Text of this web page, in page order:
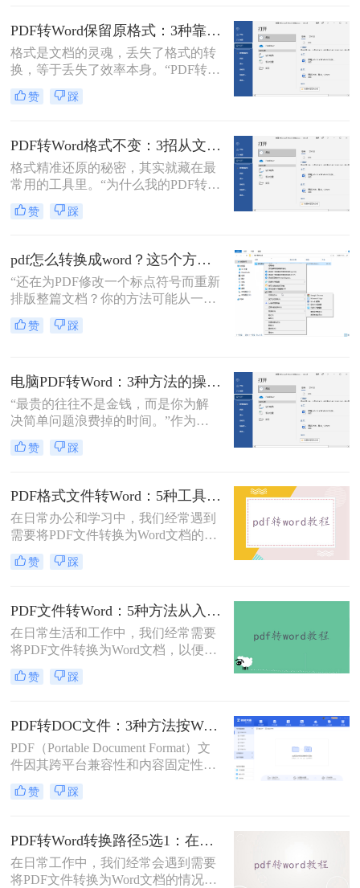
的PDF是什么类型、要转几个文件、
对排版要求高不高。本文就按不同场
景，把我自己实际用过、觉得靠谱的
转、批量处理、以及对排版要求高时
PDF转Word保留原格式：3种靠谱方法的关键参数配置！
格式是文档的灵魂，丢失了格式的转
换，等于丢失了效率本身。“PDF转完
Word，排版全乱了，还不如自己重打
一遍！”这是小编在后台收到最多的
域多年的测评博主，我深知一份格式
错乱、需要手动调整数小时的Word文
档，对职场人来说是多么糟糕的体
验。那么pdf转word如何保留原格式
呢？
赞 踩
PDF转Word格式不变：3招从文件选择到输出设置全流程！
格式精准还原的秘密，其实就藏在最
常用的工具里。“为什么我的PDF转成
Word后，格式全乱了？”——这是小
编在后台收到最多的问题之一。相信
疼：一份精心排版的报告、合同或方
案，转换后却面目全非，表格错位、
字体变异、版面混乱，不得不花费大
量时间重新调整。
赞 踩
pdf怎么转换成word？这5个方法亲测有效，职场人必备技能！
“还在为PDF修改一个标点符号而重新
排版整篇文档？你的方法可能从一开
始就错了。”作为一名深耕电脑办公
软件领域多年的测评博主，小编每天
赞 踩
电脑PDF转Word：3种方法的操作步骤和常见报错处理！
“最贵的往往不是金钱，而是你为解
决简单问题浪费掉的时间。”作为专
注电脑办公软件测评多年的博
主，“电脑怎么将pdf转换成word免
背后，是无数职场人和内容创作者面
对合同、报告、文献时，渴望高效提
取、编辑信息的真切需求。
赞 踩
PDF格式文件转Word：5种工具按文件来源和用途对照选择！
在日常办公和学习中，我们经常遇到
需要将PDF文件转换为Word文档的需
求。PDF格式的文件如何转Word一直
是困扰许多用户的难题。无论是需要
调整报告格式，掌握高效的PDF转
Word技巧都至关重要。本文将为您详
细介绍几种经过实践验证的有效方
法，帮助您快速解决格式转换问题。
赞 踩
PDF文件转Word：5种方法从入门到避坑的实操指南！
在日常生活和工作中，我们经常需要
将PDF文件转换为Word文档，以便于
编辑和修改。那么怎么把pdf文件转换
成word呢？本文将详细介绍几种将
助大家轻松应对这一需求。
赞 踩
PDF转DOC文件：3种方法按Word版本兼容性选择！
PDF（Portable Document Format）文
件因其跨平台兼容性和内容固定性而
广受欢迎，但在某些情况下，我们可
能需要将其转换为DOC（Microsoft
那么pdf文件怎么转换成doc文件呢？
本文将介绍三种将PDF文件转换成
DOC文件的方法。
赞 踩
PDF转Word转换路径5选1：在线、软件、手机端各场景最优解！
在日常工作中，我们经常会遇到需要
将PDF文件转换为Word文档的情况，